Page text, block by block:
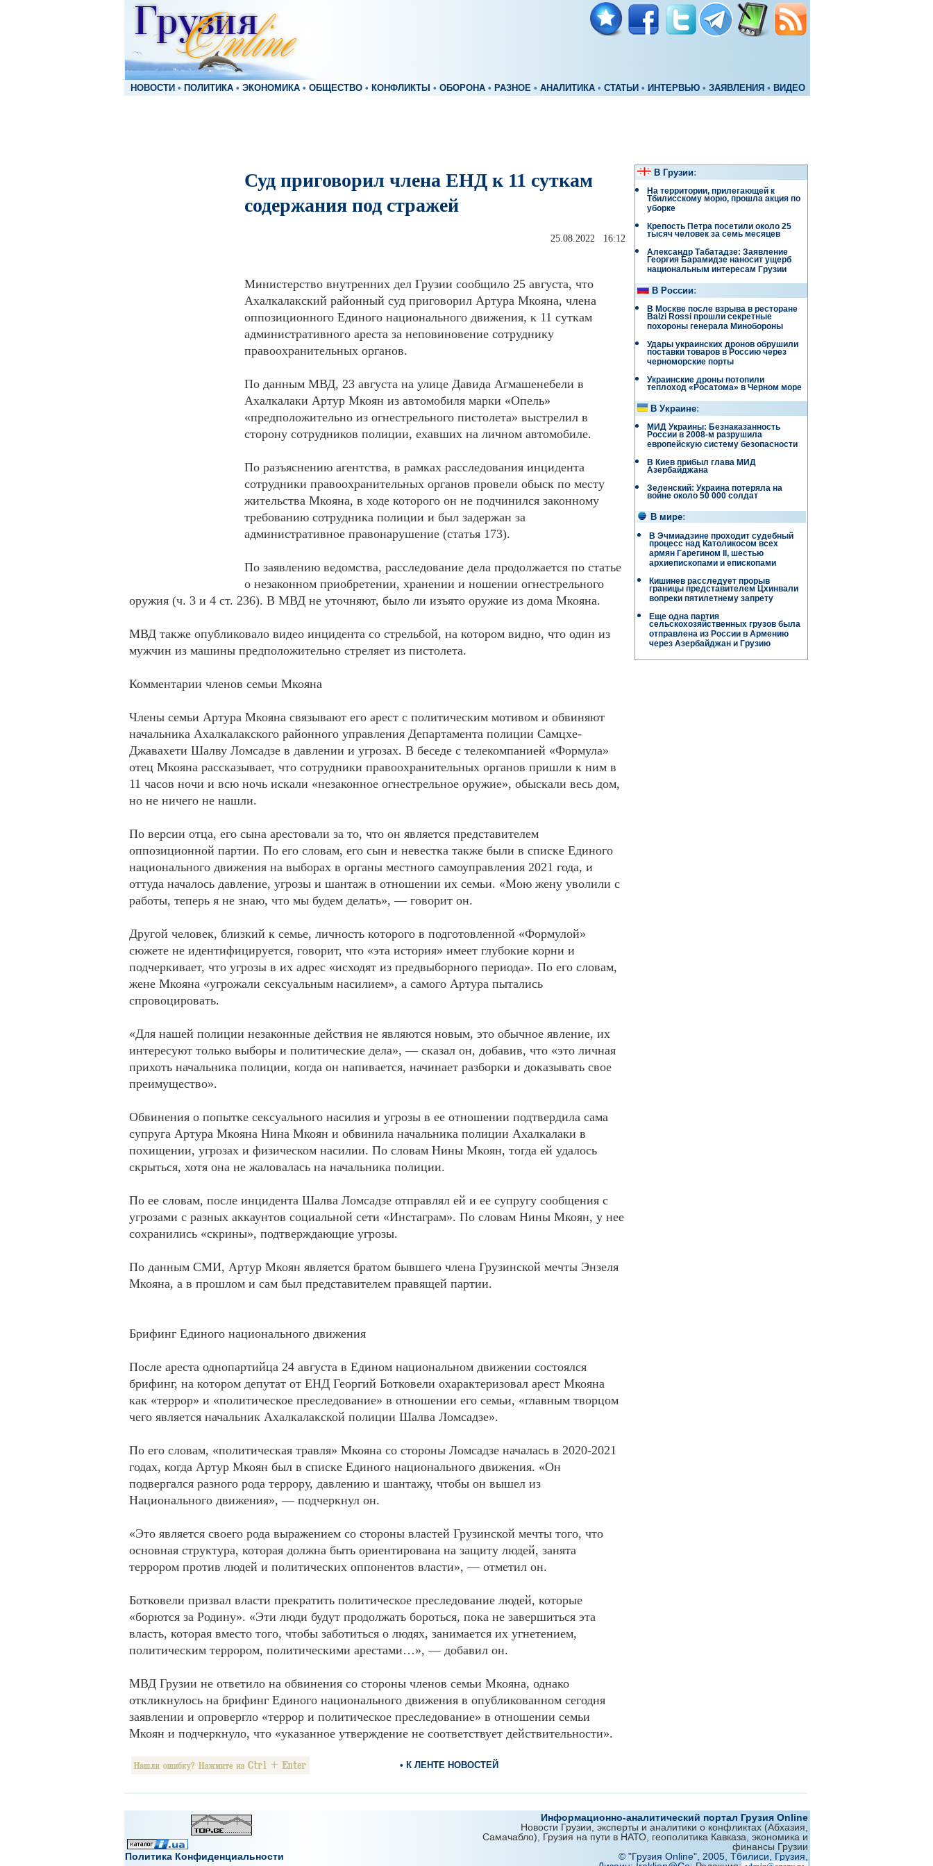
НОВОСТИ • ПОЛИТИКА • ЭКОНОМИКА • ОБЩЕСТВО • КОНФЛИКТЫ • ОБОРОНА • РАЗНОЕ • АНАЛИТИКА • СТАТЬИ • ИНТЕРВЬЮ • ЗАЯВЛЕНИЯ • ВИДЕО
Суд приговорил члена ЕНД к 11 суткам
содержания под стражей
25.08.2022 16:12
Министерство внутренних дел Грузии сообщило 25 августа, что
Ахалкалакский районный суд приговорил Артура Мкояна, члена
оппозиционного Единого национального движения, к 11 суткам
административного ареста за неповиновение сотруднику
правоохранительных органов.
По данным МВД, 23 августа на улице Давида Агмашенебели в
Ахалкалаки Артур Мкоян из автомобиля марки «Опель»
«предположительно из огнестрельного пистолета» выстрелил в
сторону сотрудников полиции, ехавших на личном автомобиле.
По разъяснению агентства, в рамках расследования инцидента
сотрудники правоохранительных органов провели обыск по месту
жительства Мкояна, в ходе которого он не подчинился законному
требованию сотрудника полиции и был задержан за
административное правонарушение (статья 173).
По заявлению ведомства, расследование дела продолжается по статье
о незаконном приобретении, хранении и ношении огнестрельного
оружия (ч. 3 и 4 ст. 236). В МВД не уточняют, было ли изъято оружие из дома Мкояна.
МВД также опубликовало видео инцидента со стрельбой, на котором видно, что один из
мужчин из машины предположительно стреляет из пистолета.
Комментарии членов семьи Мкояна
Члены семьи Артура Мкояна связывают его арест с политическим мотивом и обвиняют
начальника Ахалкалакского районного управления Департамента полиции Самцхе-
Джавахети Шалву Ломсадзе в давлении и угрозах. В беседе с телекомпанией «Формула»
отец Мкояна рассказывает, что сотрудники правоохранительных органов пришли к ним в
11 часов ночи и всю ночь искали «незаконное огнестрельное оружие», обыскали весь дом,
но не ничего не нашли.
По версии отца, его сына арестовали за то, что он является представителем
оппозиционной партии. По его словам, его сын и невестка также были в списке Единого
национального движения на выборах в органы местного самоуправления 2021 года, и
оттуда началось давление, угрозы и шантаж в отношении их семьи. «Мою жену уволили с
работы, теперь я не знаю, что мы будем делать», — говорит он.
Другой человек, близкий к семье, личность которого в подготовленной «Формулой»
сюжете не идентифицируется, говорит, что «эта история» имеет глубокие корни и
подчеркивает, что угрозы в их адрес «исходят из предвыборного периода». По его словам,
жене Мкояна «угрожали сексуальным насилием», а самого Артура пытались
спровоцировать.
«Для нашей полиции незаконные действия не являются новым, это обычное явление, их
интересуют только выборы и политические дела», — сказал он, добавив, что «это личная
прихоть начальника полиции, когда он напивается, начинает разборки и доказывать свое
преимущество».
Обвинения о попытке сексуального насилия и угрозы в ее отношении подтвердила сама
супруга Артура Мкояна Нина Мкоян и обвинила начальника полиции Ахалкалаки в
похищении, угрозах и физическом насилии. По словам Нины Мкоян, тогда ей удалось
скрыться, хотя она не жаловалась на начальника полиции.
По ее словам, после инцидента Шалва Ломсадзе отправлял ей и ее супругу сообщения с
угрозами с разных аккаунтов социальной сети «Инстаграм». По словам Нины Мкоян, у нее
сохранились «скрины», подтверждающие угрозы.
По данным СМИ, Артур Мкоян является братом бывшего члена Грузинской мечты Энзеля
Мкояна, а в прошлом и сам был представителем правящей партии.
Брифинг Единого национального движения
После ареста однопартийца 24 августа в Едином национальном движении состоялся
брифинг, на котором депутат от ЕНД Георгий Ботковели охарактеризовал арест Мкояна
как «террор» и «политическое преследование» в отношении его семьи, «главным творцом
чего является начальник Ахалкалакской полиции Шалва Ломсадзе».
По его словам, «политическая травля» Мкояна со стороны Ломсадзе началась в 2020-2021
годах, когда Артур Мкоян был в списке Единого национального движения. «Он
подвергался разного рода террору, давлению и шантажу, чтобы он вышел из
Национального движения», — подчеркнул он.
«Это является своего рода выражением со стороны властей Грузинской мечты того, что
основная структура, которая должна быть ориентирована на защиту людей, занята
террором против людей и политических оппонентов власти», — отметил он.
Ботковели призвал власти прекратить политическое преследование людей, которые
«борются за Родину». «Эти люди будут продолжать бороться, пока не завершиться эта
власть, которая вместо того, чтобы заботиться о людях, занимается их угнетением,
политическим террором, политическими арестами…», — добавил он.
МВД Грузии не ответило на обвинения со стороны членов семьи Мкояна, однако
откликнулось на брифинг Единого национального движения в опубликованном сегодня
заявлении и опровергло «террор и политическое преследование» в отношении семьи
Мкоян и подчеркнуло, что «указанное утверждение не соответствует действительности».
• К ЛЕНТЕ НОВОСТЕЙ
В Грузии:
На территории, прилегающей к
Тбилисскому морю, прошла акция по
уборке
Крепость Петра посетили около 25
тысяч человек за семь месяцев
Александр Табатадзе: Заявление
Георгия Барамидзе наносит ущерб
национальным интересам Грузии
В России:
В Москве после взрыва в ресторане
Balzi Rossi прошли секретные
похороны генерала Минобороны
Удары украинских дронов обрушили
поставки товаров в Россию через
черноморские порты
Украинские дроны потопили
теплоход «Росатома» в Черном море
В Украине:
МИД Украины: Безнаказанность
России в 2008-м разрушила
европейскую систему безопасности
В Киев прибыл глава МИД
Азербайджана
Зеленский: Украина потеряла на
войне около 50 000 солдат
В мире:
В Эчмиадзине проходит судебный
процесс над Католикосом всех
армян Гарегином II, шестью
архиепископами и епископами
Кишинев расследует прорыв
границы представителем Цхинвали
вопреки пятилетнему запрету
Еще одна партия
сельскохозяйственных грузов была
отправлена ​​из России в Армению
через Азербайджан и Грузию
Политика Конфиденциальности
Информационно-аналитический портал Грузия Online
Новости Грузии, эксперты и аналитики о конфликтах (Абхазия,
Самачабло), Грузия на пути в НАТО, геополитика Кавказа, экономика и
финансы Грузии
© "Грузия Online", 2005, Тбилиси, Грузия,